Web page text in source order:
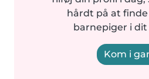
hårdt på at
barnepiger i dit
Kom i